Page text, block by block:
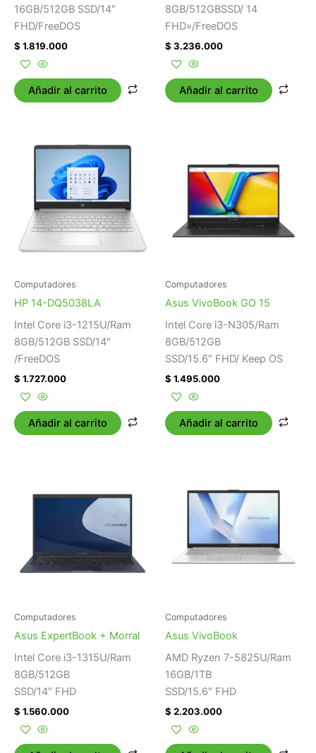
16GB/512GB SSD/14″
FHD/FreeDOS
$ 1.819.000
Añadir al carrito
8GB/512GBSSD/ 14
FHD»/FreeDOS
$ 3.236.000
Añadir al carrito
Computadores
HP 14-DQ5038LA
Intel Core i3-1215U/Ram
8GB/512GB SSD/14″
/FreeDOS
$ 1.727.000
Añadir al carrito
Computadores
Asus VivoBook GO 15
Intel Core i3-N305/Ram
8GB/512GB
SSD/15.6″ FHD/ Keep OS
$ 1.495.000
Añadir al carrito
Computadores
Asus ExpertBook + Morral
Intel Core i3-1315U/Ram
8GB/512GB
SSD/14″ FHD
$ 1.560.000
Computadores
Asus VivoBook
AMD Ryzen 7-5825U/Ram
16GB/1TB
SSD/15.6″ FHD
$ 2.203.000